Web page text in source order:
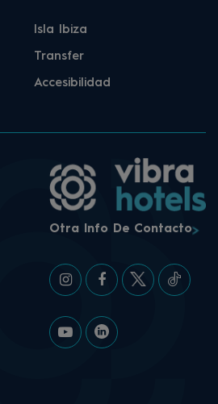
Isla Ibiza
Transfer
Accesibilidad
Otra Info De Contacto